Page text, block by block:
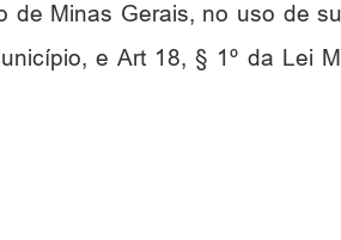
de Minas Gerais, no uso de
e Art 18, § 1º da Lei